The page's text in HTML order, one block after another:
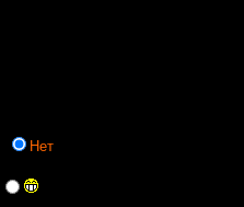
Нет